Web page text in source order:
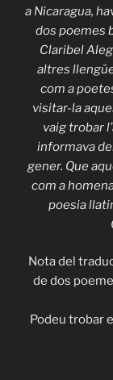
a Nicaragua,
dos poemes
Claribel
altres
com a
visitar-la
vaig trobar
informava
gener. Que
com a
poesia
Nota del
de dos
Podeu trobar